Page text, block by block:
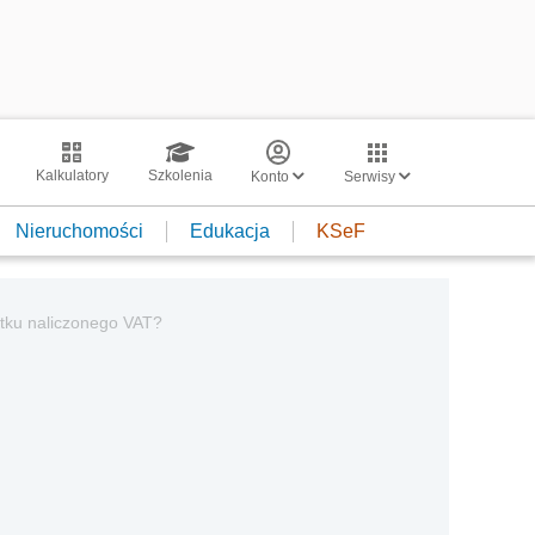
Kalkulatory Szkolenia Konto Serwisy
Nieruchomości Edukacja KSeF
naliczonego VAT?